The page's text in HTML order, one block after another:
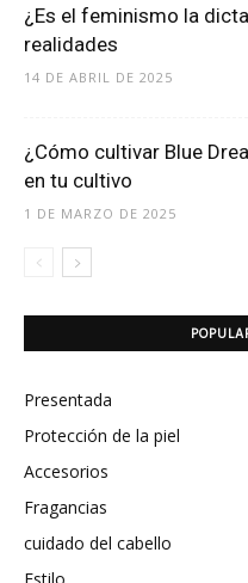
¿Es el feminismo la
realidades
14 DE ABRIL DE 2025
¿Cómo cultivar Blue
en tu cultivo
1 DE MARZO DE 2025
Presentada
Protección de la piel
Accesorios
Fragancias
cuidado del cabello